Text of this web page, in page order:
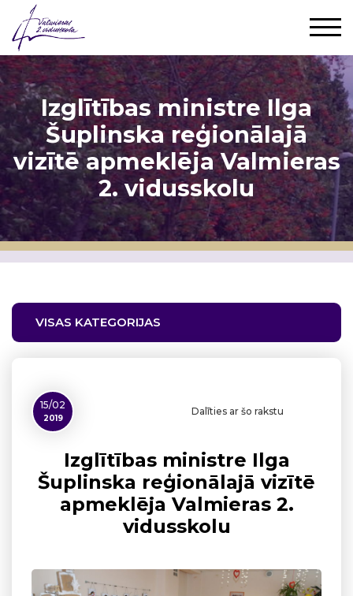
Izglītības ministre Ilga
Šuplinska reģionālajā
vizītē apmeklēja Valmieras
2. vidusskolu
VISAS KATEGORIJAS
15/02
2019
Dalīties ar šo rakstu
Izglītības ministre Ilga
Šuplinska reģionālajā vizītē
apmeklēja Valmieras 2.
vidusskolu